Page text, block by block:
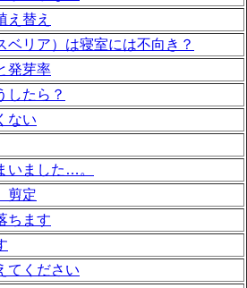
え替え
ベリア）は寝室には不向き？
発芽率
したら？
ない
いました…。
剪定
ちます
てください